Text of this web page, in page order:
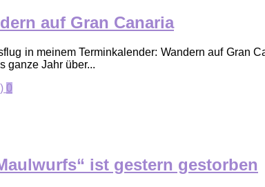
auf Gran Canaria
in meinem Terminkalender: Wandern auf Gran
ganze Jahr über...
0
ist gestern gestorben